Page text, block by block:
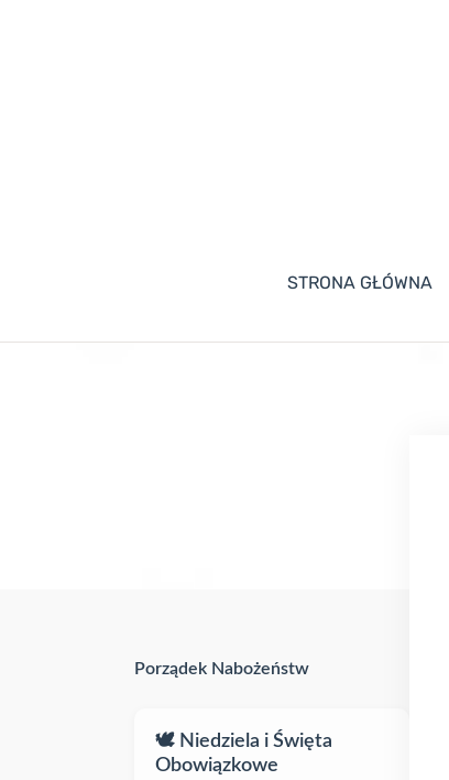
STRONA GŁÓWNA
Porządek Nabożeństw
🕊️ Niedziela i Święta
Obowiązkowe